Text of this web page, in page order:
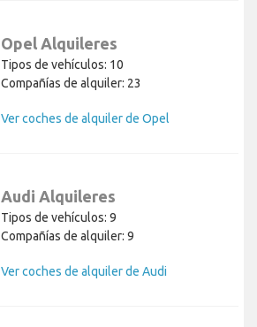
Opel Alquileres
Tipos de vehículos: 10
Compañías de alquiler: 23
Ver coches de alquiler de Opel
Audi Alquileres
Tipos de vehículos: 9
Compañías de alquiler: 9
Ver coches de alquiler de Audi